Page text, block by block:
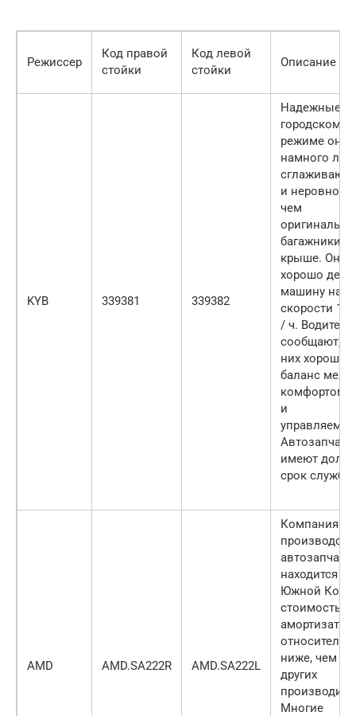
Режиссер
Код правой
стойки
Код левой
стойки
Описание
KYB 339381 339382
Надежные, в
городском
режиме они
намного
сглаживают
и
чем
багажники
крыше. Они
хорошо
машину на
скорости
/ ч. Водители
сообщают,
них хороший
баланс
комфортом
и
имеют
срок службы.
AMD AMD.SA222R AMD.SA222L
Компания по
находится в
Южной
стоимость
ниже, чем у
других
Многие